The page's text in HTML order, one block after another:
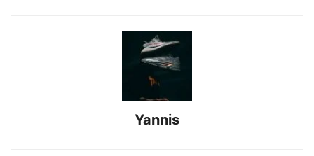
Yannis